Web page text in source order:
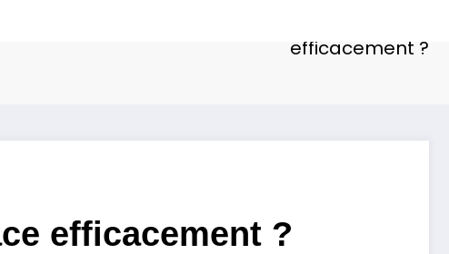
efficacement ?
efficacement ?